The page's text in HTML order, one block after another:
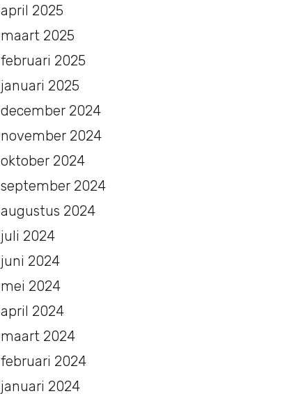
april 2025
maart 2025
februari 2025
januari 2025
december 2024
november 2024
oktober 2024
september 2024
augustus 2024
juli 2024
juni 2024
mei 2024
april 2024
maart 2024
februari 2024
januari 2024